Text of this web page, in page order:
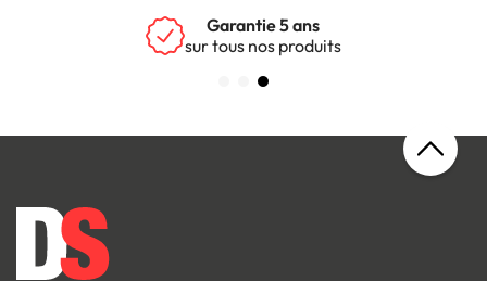
Garantie 5 ans
sur tous nos produits